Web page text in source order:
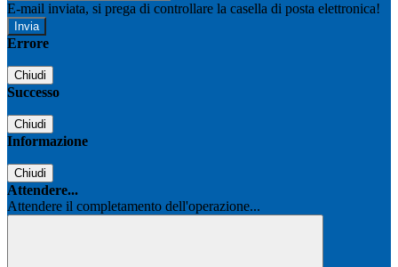
E-mail inviata, si prega di controllare la casella di posta elettronica!
Errore
Chiudi
Successo
Chiudi
Informazione
Chiudi
Attendere...
Attendere il completamento dell'operazione...